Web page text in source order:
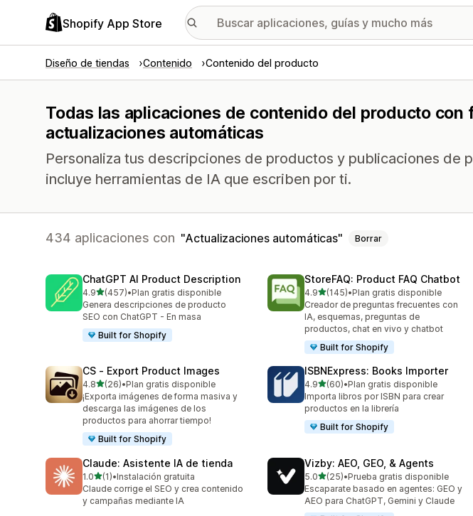
Shopify App Store
Diseño de tiendas Contenido Contenido del producto
Todas las aplicaciones de contenido del producto con
actualizaciones automáticas
Personaliza tus descripciones de productos y publicaciones de
incluye herramientas de IA que escriben por ti.
434 aplicaciones con Actualizaciones automáticas Borrar
ChatGPT AI Product Description
4.9de 5 estrellas
(457)
457 reseñas en total
•Plan gratis disponible
Genera descripciones de producto
SEO con ChatGPT - En masa
Built for Shopify
StoreFAQ: Product FAQ Chatbot
4.9de 5 estrellas
(145)
145 reseñas en total
•Plan gratis disponible
Creador de preguntas frecuentes con
IA, esquemas, preguntas de
productos, chat en vivo y chatbot
Built for Shopify
CS ‑ Export Product Images
4.8de 5 estrellas
(26)
26 reseñas en total
•Plan gratis disponible
¡Exporta imágenes de forma masiva y
descarga las imágenes de los
productos para ahorrar tiempo!
Built for Shopify
ISBNExpress: Books Importer
4.9de 5 estrellas
(60)
60 reseñas en total
•Plan gratis disponible
Importa libros por ISBN para crear
productos en la librería
Built for Shopify
Claude: Asistente IA de tienda
1.0de 5 estrellas
(1)
1 reseñas en total
•Instalación gratuita
Claude corrige el SEO y crea contenido
y campañas mediante IA
Vizby: AEO, GEO, & Agents
5.0de 5 estrellas
(25)
25 reseñas en total
•Prueba gratis disponible
Escaparate basado en agentes: GEO y
AEO para ChatGPT, Gemini y Claude